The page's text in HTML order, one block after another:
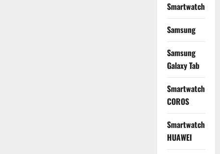
Smartwatch
Samsung
Samsung
Galaxy Tab
Smartwatch
COROS
Smartwatch
HUAWEI